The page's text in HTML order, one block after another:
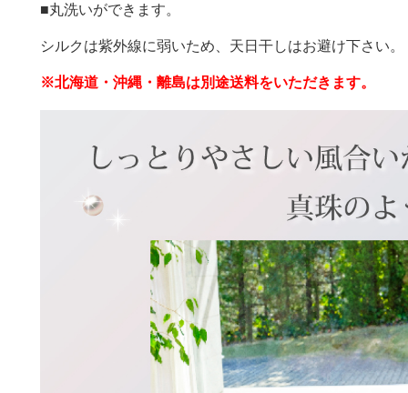
■丸洗いができます。
シルクは紫外線に弱いため、天日干しはお避け下さい。
※北海道・沖縄・離島は別途送料をいただきます。